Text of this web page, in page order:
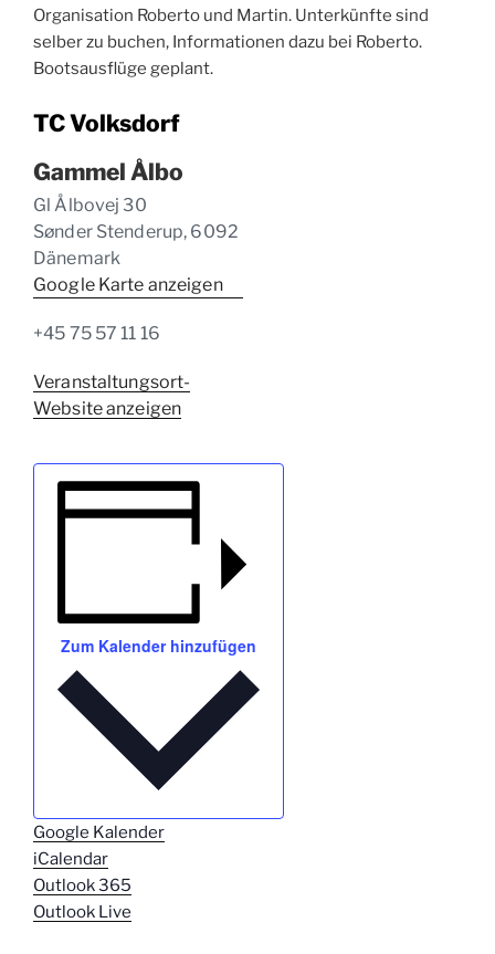
Organisation Roberto und Martin. Unterkünfte sind
selber zu buchen, Informationen dazu bei Roberto.
Bootsausflüge geplant.
TC Volksdorf
Gammel Ålbo
Gl Ålbovej 30
Sønder Stenderup, 6092
Dänemark
Google Karte anzeigen
+45 75 57 11 16
Veranstaltungsort-
Website anzeigen
Zum Kalender hinzufügen
Google Kalender
iCalendar
Outlook 365
Outlook Live